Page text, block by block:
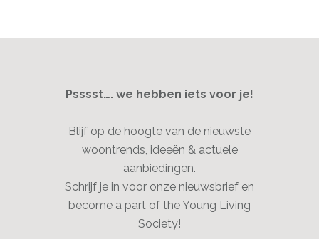
Psssst…. we hebben iets voor je!
Blijf op de hoogte van de nieuwste
woontrends, ideeën & actuele
aanbiedingen.
Schrijf je in voor onze nieuwsbrief en
become a part of the Young Living
Society!